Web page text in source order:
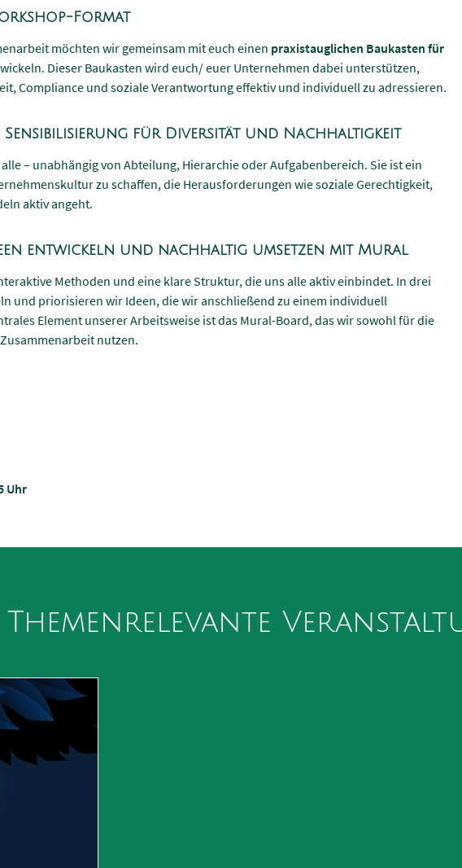
Format
möchten wir gemeinsam mit euch einen praxistauglichen Baukasten für
Dieser Baukasten wird euch/ euer Unternehmen dabei unterstützen,
Compliance und soziale Verantwortung effektiv und individuell zu adressieren.
Sensibilisierung für Diversität und Nachhaltigkeit
– unabhängig von Abteilung, Hierarchie oder Aufgabenbereich. Sie ist ein
zu schaffen, die Herausforderungen wie soziale Gerechtigkeit,
aktiv angeht.
entwickeln und nachhaltig umsetzen mit Mural
Methoden und eine klare Struktur, die uns alle aktiv einbindet. In drei
und priorisieren wir Ideen, die wir anschließend zu einem individuell
Element unserer Arbeitsweise ist das Mural-Board, das wir sowohl für die
nutzen.
Uhr
Themenrelevante